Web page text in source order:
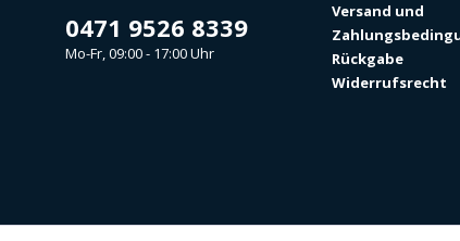
0471 9526 8339
Mo-Fr, 09:00 - 17:00 Uhr
Versand und
Rückgabe
Widerrufsrecht